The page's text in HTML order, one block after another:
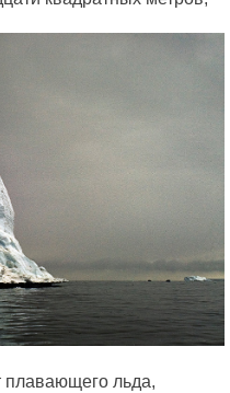
плавающего льда,